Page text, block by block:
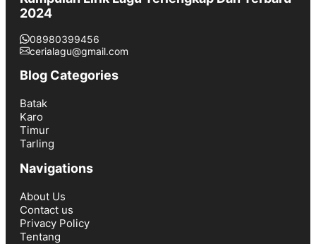
2024
08980399456
cerialagu@gmail.com
Blog Categories
Batak
Karo
Timur
Tarling
Navigations
About Us
Contact us
Privacy Policy
Tentang